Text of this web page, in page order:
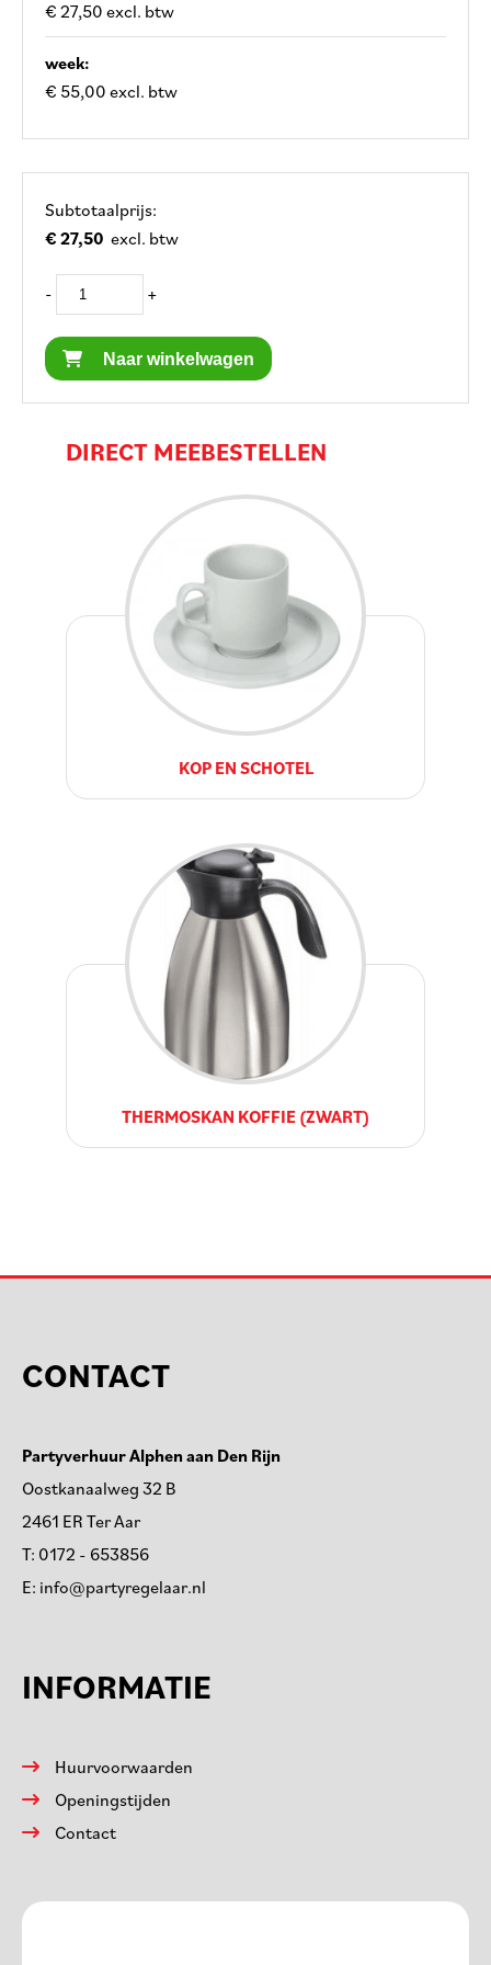
€ 27,50 excl. btw
week:
€ 55,00 excl. btw
Subtotaalprijs:
€ 27,50 excl. btw
- +
Naar winkelwagen
DIRECT MEEBESTELLEN
KOP EN SCHOTEL
THERMOSKAN KOFFIE (ZWART)
CONTACT
Partyverhuur Alphen aan Den Rijn
Oostkanaalweg 32 B
2461 ER Ter Aar
T: 0172 - 653856
E: info@partyregelaar.nl
INFORMATIE
Huurvoorwaarden
Openingstijden
Contact